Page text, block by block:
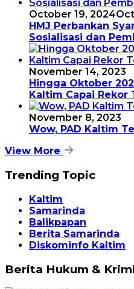
October 19, 2024
HMJ Perbankan
Sosialisasi dan
November 14, 2023
Hingga Oktober
Kaltim Capai
November 8, 2023
Wow, PAD Kaltim
View More
Trending Topic
Kaltim
Samarinda
Balikpapan
Berita Samarinda
Diskominfo Kaltim
Berita Hukum &